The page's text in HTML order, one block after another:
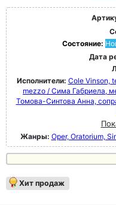
Состояние:
Дата
Исполнители: Cole Vinson,
mezzo / Сима Габриела,
Томова-Синтова Анна,
Жанры: Oper, Oratorium,
Хит продаж